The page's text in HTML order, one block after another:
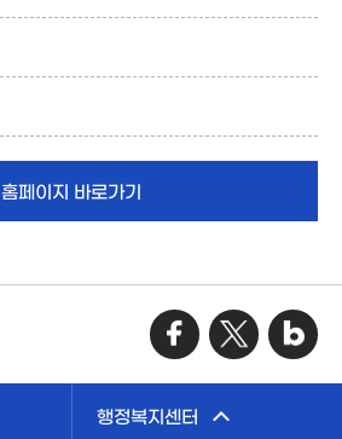
홈페이지 바로가기
행정복지센터